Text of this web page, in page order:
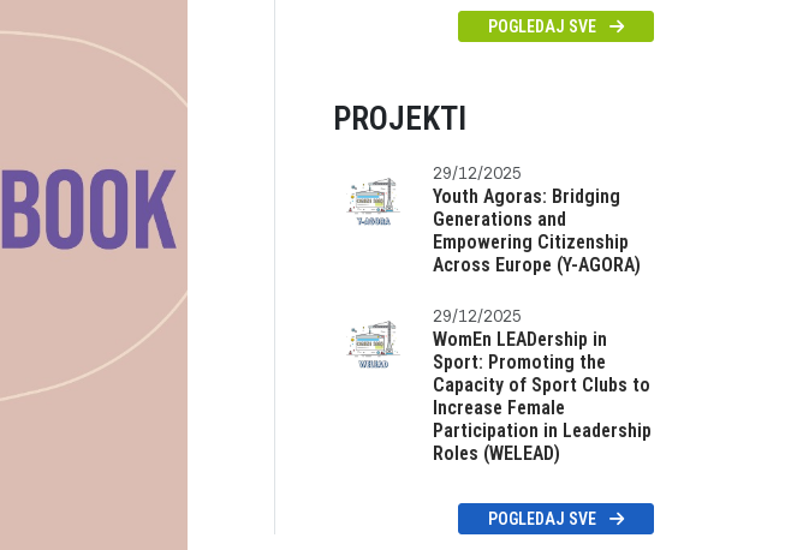
POGLEDAJ SVE
PROJEKTI
29/12/2025
Youth Agoras: Bridging
Generations and
Empowering Citizenship
Across Europe (Y-AGORA)
29/12/2025
WomEn LEADership in
Sport: Promoting the
Capacity of Sport Clubs to
Increase Female
Participation in Leadership
Roles (WELEAD)
POGLEDAJ SVE